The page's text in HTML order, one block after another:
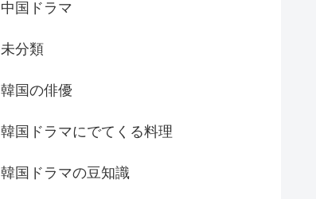
中国ドラマ
未分類
韓国の俳優
韓国ドラマにでてくる料理
韓国ドラマの豆知識